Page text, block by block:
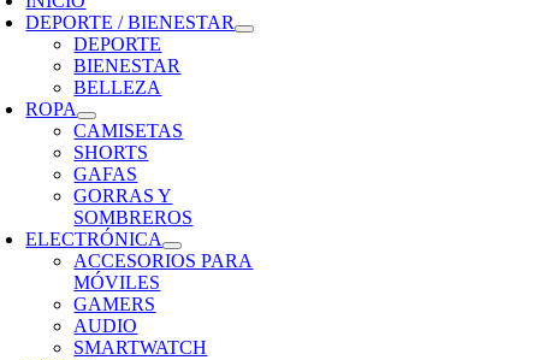
DEPORTE / BIENESTAR
DEPORTE
BIENESTAR
BELLEZA
ROPA
CAMISETAS
SHORTS
GAFAS
GORRAS Y
SOMBREROS
ELECTRÓNICA
ACCESORIOS PARA
MÓVILES
GAMERS
AUDIO
SMARTWATCH